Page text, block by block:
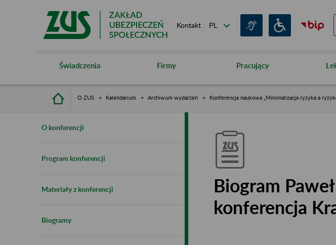
Kontakt
Świadczenia Firmy Pracujący
O ZUS Kalendarium Archiwum wydarzeń Konferencja naukowa „Minimalizacja ryzyka a
O konferencji
Program konferencji
Materiały z konferencji
Biogramy
Biogram
konferencja